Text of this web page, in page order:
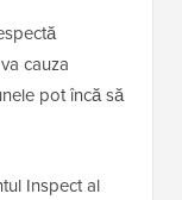
cauza
pot încă să
Inspect al